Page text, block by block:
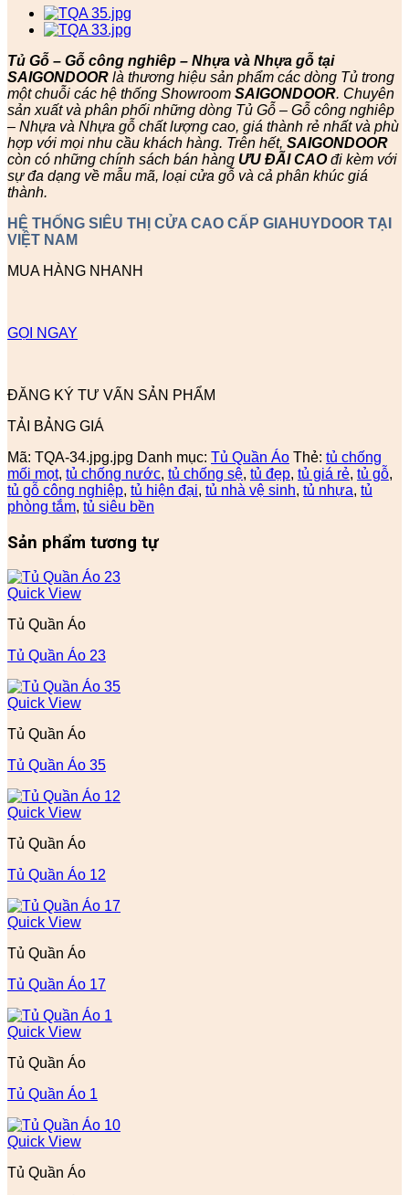
Tủ Gỗ – Gỗ công nghiêp – Nhựa và Nhựa gỗ tại
SAIGONDOOR là thương hiệu sản phẩm các dòng Tủ trong
một chuỗi các hệ thống Showroom SAIGONDOOR. Chuyên
sản xuất và phân phối những dòng Tủ Gỗ – Gỗ công nghiêp
– Nhựa và Nhựa gỗ chất lượng cao, giá thành rẻ nhất và phù
hợp với mọi nhu cầu khách hàng. Trên hết, SAIGONDOOR
còn có những chính sách bán hàng ƯU ĐÃI CAOđi kèm với
sự đa dạng về mẫu mã, loại cửa gỗ và cả phân khúc giá
thành.
HỆ THỐNG SIÊU THỊ CỬA CAO CẤP GIAHUYDOOR TẠI
VIỆT NAM
MUA HÀNG NHANH
GỌI NGAY
ĐĂNG KÝ TƯ VẤN SẢN PHẨM
TẢI BẢNG GIÁ
Mã: TQA-34.jpg.jpg Danh mục: Tủ Quần Áo Thẻ: tủ chống
mối mọt, tủ chống nước, tủ chống sệ, tủ đẹp, tủ giá rẻ, tủ gỗ,
tủ gỗ công nghiệp, tủ hiện đại, tủ nhà vệ sinh, tủ nhựa, tủ
phòng tắm, tủ siêu bền
Sản phẩm tương tự
Quick View
Tủ Quần Áo
Tủ Quần Áo 23
Quick View
Tủ Quần Áo
Tủ Quần Áo 35
Quick View
Tủ Quần Áo
Tủ Quần Áo 12
Quick View
Tủ Quần Áo
Tủ Quần Áo 17
Quick View
Tủ Quần Áo
Tủ Quần Áo 1
Quick View
Tủ Quần Áo